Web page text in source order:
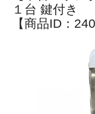
１台 鍵付き
【商品ID：